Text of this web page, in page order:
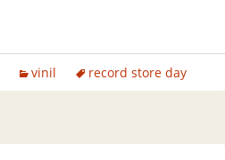
vinil record store day